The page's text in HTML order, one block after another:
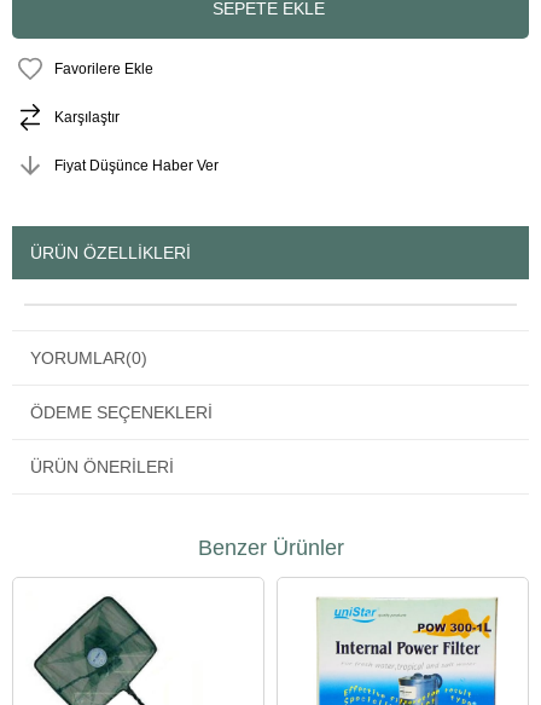
Favorilere Ekle
Karşılaştır
Fiyat Düşünce Haber Ver
ÜRÜN ÖZELLIKLERI
YORUMLAR(0)
ÖDEME SEÇENEKLERI
ÜRÜN ÖNERILERI
Benzer Ürünler